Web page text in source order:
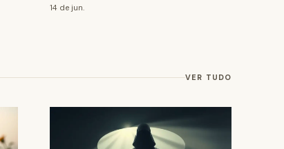
14 de jun.
VER TUDO